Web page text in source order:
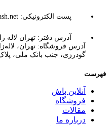
پست الکترونیکی: Info@onlinebash.net
آدرس فروشگاه: تهران،
گودرزی، جنب بانک ملی، پلاک
فهرست
آنلاین باش
فروشگاه
مقالات
درباره ما